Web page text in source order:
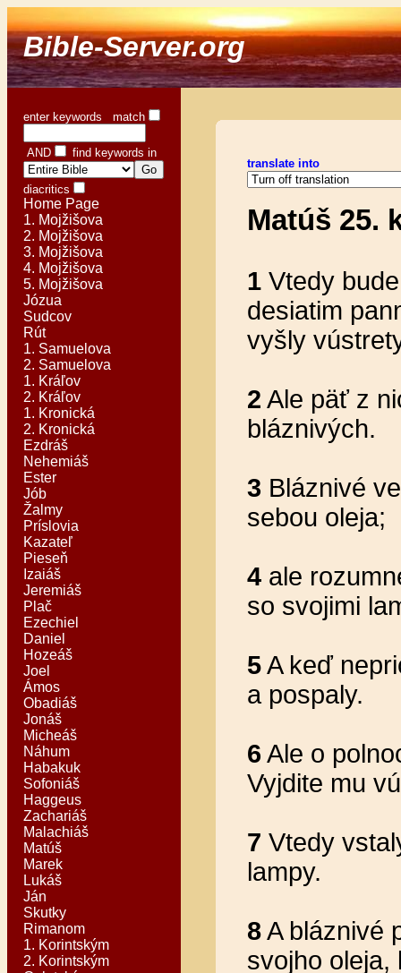
Bible-Server.org
enter keywords match
AND find keywords in
diacritics
Home Page
1. Mojžišova
2. Mojžišova
3. Mojžišova
4. Mojžišova
5. Mojžišova
Józua
Sudcov
Rút
1. Samuelova
2. Samuelova
1. Kráľov
2. Kráľov
1. Kronická
2. Kronická
Ezdráš
Nehemiáš
Ester
Jób
Žalmy
Príslovia
Kazateľ
Pieseň
Izaiáš
Jeremiáš
Plač
Ezechiel
Daniel
Hozeáš
Joel
Ámos
Obadiáš
Jonáš
Micheáš
Náhum
Habakuk
Sofoniáš
Haggeus
Zachariáš
Malachiáš
Matúš
Marek
Lukáš
Ján
Skutky
Rimanom
1. Korintským
2. Korintským
translate into
Matúš 25.
1Vtedy
desiatim
vyšly
2 Ale päť z
bláznivých.
3 Bláznivé
sebou oleja;
4ale
so svojimi
5A keď
a pospaly.
6 Ale o
Vyjdite mu
7 Vtedy
lampy.
8A bláznivé
svojho oleja,